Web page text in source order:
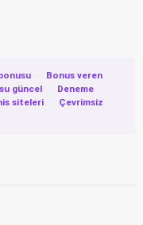
·
Bonus veren
güncel ·
Deneme
siteleri ·
Çevrimsiz